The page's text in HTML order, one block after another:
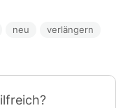
neu
verlängern